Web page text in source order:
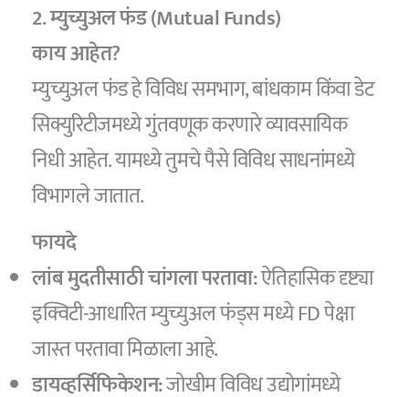
2. म्युच्युअल फंड (Mutual Funds)
काय आहेत?
म्युच्युअल फंड हे विविध समभाग, बांधकाम किंवा डेट
सिक्युरिटीजमध्ये गुंतवणूक करणारे व्यावसायिक
निधी आहेत. यामध्ये तुमचे पैसे विविध साधनांमध्ये
विभागले जातात.
फायदे
लांब मुदतीसाठी चांगला परतावा:ऐतिहासिक दृष्ट्या
इक्विटी-आधारित म्युच्युअल फंड्स मध्ये FD पेक्षा
जास्त परतावा मिळाला आहे.
डायव्हर्सिफिकेशन:जोखीम विविध उद्योगांमध्ये